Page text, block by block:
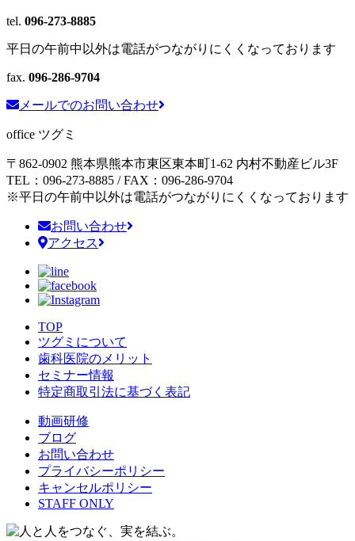
tel. 096-273-8885
平日の午前中以外は電話がつながりにくくなっております
fax. 096-286-9704
メールでのお問い合わせ
office ツグミ
〒862-0902 熊本県熊本市東区東本町1-62 内村不動産ビル3F
TEL：096-273-8885 / FAX：096-286-9704
※平日の午前中以外は電話がつながりにくくなっております
お問い合わせ
アクセス
TOP
ツグミについて
歯科医院のメリット
セミナー情報
特定商取引法に基づく表記
動画研修
ブログ
お問い合わせ
プライバシーポリシー
キャンセルポリシー
STAFF ONLY